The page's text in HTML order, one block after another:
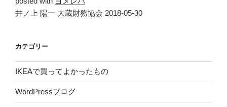
井ノ上 陽一 大蔵財務協会 2018-05-30
カテゴリー
IKEAで買ってよかったもの
WordPressブログ